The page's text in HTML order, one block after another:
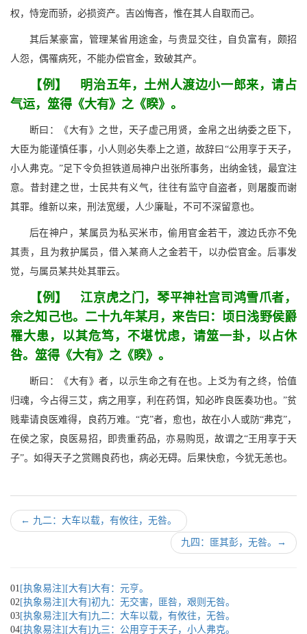
权，恃宠而骄，必损资产。吉凶悔吝，惟在其人自取而己。
其后某豪富，管理某省用途金，与贵显交往，自负富有，颇招
人怨，偶罹病死，不能办偿官金，致破其产。
【例】 明治五年，土州人渡边小一郎来，请占
气运，筮得《大有》之《睽》。
断曰：《大有》之世，天子虚己用贤，金帛之出纳委之臣下，
大臣为能谨慎任事，小人则必失奉上之道，故辞曰“公用享于天子，
小人弗克。”足下令负担铁道局神户出张所事务，出纳金钱，最宜注
意。昔封建之世，士民共有义气，往往有监守自盗者，则屠腹而谢
其罪。维新以来，刑法宽缓，人少廉耻，不可不深留意也。
后在神户，某属员为私买米市，偷用官金若干，渡边氏亦不免
其责，且为救护属员，借入某商人之金若干，以办偿官金。后事发
觉，与属员某共处其罪云。
【例】 江京虎之门，琴平神社宫司鸿雪爪者，
余之知己也。二十九年某月，来告曰：顷日浅野侯爵
罹大患，以其危笃，不堪忧虑，请筮一卦，以占休
咎。筮得《大有》之《睽》。
断曰：《大有》者，以示生命之有在也。上爻为有之终，恰值
归魂，今占得三艾，病之用享，利在药饵，知必昨良医奏功也。”贫
贱辈请良医难得，良药万难。“克”者，愈也，故在小人或防“弗克”，
在侯之家，良医易招，即贵重药品，亦易购觅，故谓之“王用享于天
子”。如得天子之赏赐良药也，病必无碍。后果快愈，今犹无恙也。
← 九二：大车以载，有攸往，无咎。
九四：匪其彭，无咎。 →
01 [执象易注][大有]大有：元亨。
02[执象易注][大有]初九：无交害，匪咎，艰则无咎。
03[执象易注][大有]九二：大车以载，有攸往，无咎。
04[执象易注][大有]九三：公用亨于天子，小人弗克。